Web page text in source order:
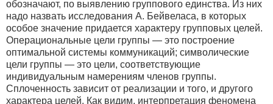
обозначают, по выявлению группового единства. Из них
надо назвать исследования А. Бейвеласа, в которых
особое значение придается характеру групповых целей.
Операциональные цели группы — это построение
оптимальной системы коммуникаций; символические
цели группы — это цели, соответствующие
индивидуальным намерениям членов группы.
Сплоченность зависит от реализации и того, и другого
характера целей. Как видим, интерпретация феномена